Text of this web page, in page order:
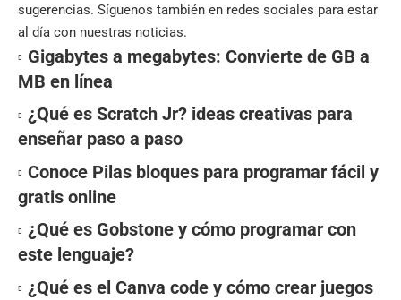
sugerencias. Síguenos también en redes sociales para estar
al día con nuestras noticias.
Gigabytes a megabytes: Convierte de GB a
MB en línea
¿Qué es Scratch Jr? ideas creativas para
enseñar paso a paso
Conoce Pilas bloques para programar fácil y
gratis online
¿Qué es Gobstone y cómo programar con
este lenguaje?
¿Qué es el Canva code y cómo crear juegos